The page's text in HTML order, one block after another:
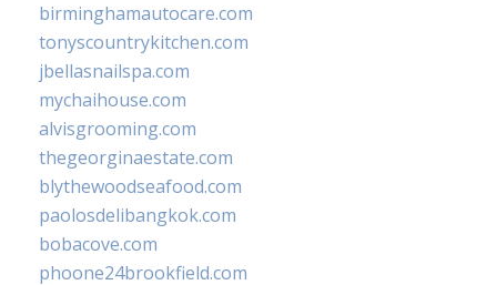
birminghamautocare.com
tonyscountrykitchen.com
jbellasnailspa.com
mychaihouse.com
alvisgrooming.com
thegeorginaestate.com
blythewoodseafood.com
paolosdelibangkok.com
bobacove.com
phoone24brookfield.com